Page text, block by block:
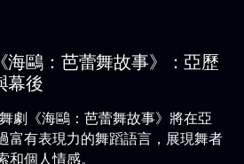
海鷗：芭蕾舞故事》：亞歷
幕後
劇《海鷗：芭蕾舞故事》將在亞
富有表現力的舞蹈語言，展現舞者
個人情感。